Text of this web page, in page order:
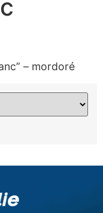
– mordoré